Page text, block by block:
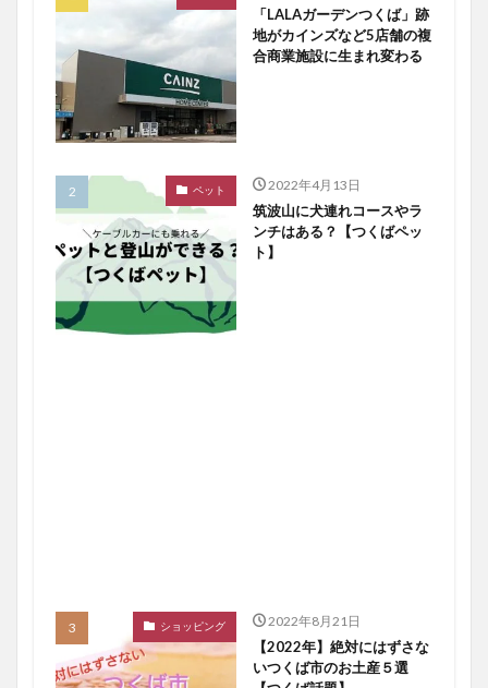
「LALAガーデンつくば」跡
地がカインズなど5店舗の複
合商業施設に生まれ変わる
ペット 2022年4月13日
筑波山に犬連れコースやラ
ンチはある？【つくばペッ
ト】
ショッピング 2022年8月21日
【2022年】絶対にはずさな
いつくば市のお土産５選